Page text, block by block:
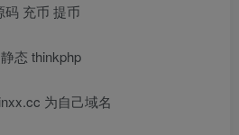
码 充币 提币
态 thinkphp
为自己域名